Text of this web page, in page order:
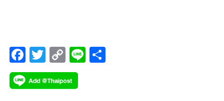
F
ac
e
T
wi
tt
C
o
p
Li